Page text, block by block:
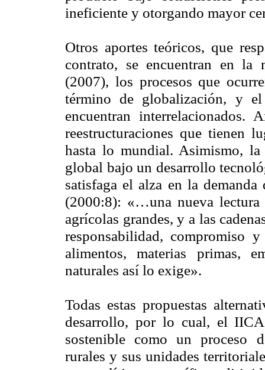
ineficiente y otorgando mayor
Otros aportes teóricos, que
contrato, se encuentran en la
(2007), los procesos que
término de globalización, y
encuentran
reestructuraciones que tienen
hasta lo mundial. Asimismo,
global bajo un desarrollo
satisfaga el alza en la
(2000:8): «…una nueva lectura
agrícolas grandes, y a las
responsabilidad, compromiso
alimentos, materias primas,
naturales así lo exige».
Todas estas propuestas
desarrollo, por lo cual, el
sostenible como un proceso
rurales y sus unidades